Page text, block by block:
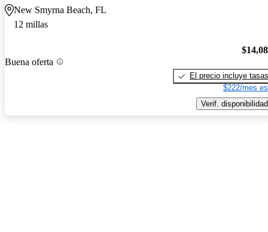
New Smyrna Beach, FL
12 millas
Buena oferta
El precio incluye tasas
$222/mes
Verif. disponibilidad